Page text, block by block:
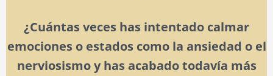
¿Cuántas veces has intentado calmar
emociones o estados como la ansiedad o el
nerviosismo y has acabado todavía más